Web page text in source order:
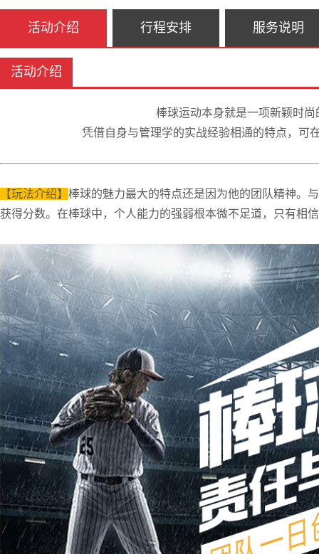
活动介绍 行程安排 服务说明
活动介绍
棒球运动本身就是一项新颖时
凭借自身与管理学的实战经验相通的特点，可
【玩法介绍】 棒球的魅力最大的特点还是因为他的团队精神。
获得分数。 在棒球中，个人能力的强弱根本微不足道，只有相